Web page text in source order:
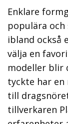
Enklare
populära
ibland också
välja en
modeller blir
tyckte har
till
tillverkaren